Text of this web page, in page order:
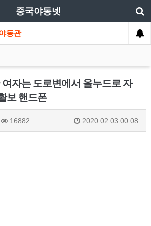
중국야동넷
동관
자는 도로변에서 올누드로 자
보 핸드폰
16882 2020.02.03 00:08